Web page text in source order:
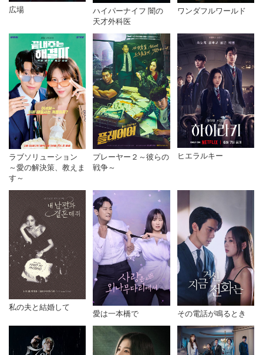
広場
ハイパーナイフ 闇の
天才外科医
ワンダフルワールド
ラブソリューション
～愛の解決策、教えま
す～
プレーヤー２～彼らの
戦争～
ヒエラルキー
私の夫と結婚して
愛は一本橋で その電話が鳴るとき